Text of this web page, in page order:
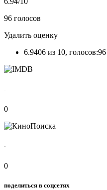
96 голосов
Удалить оценку
6.9406 из 10, голосов:96
-
0
-
0
поделиться в соцсетях